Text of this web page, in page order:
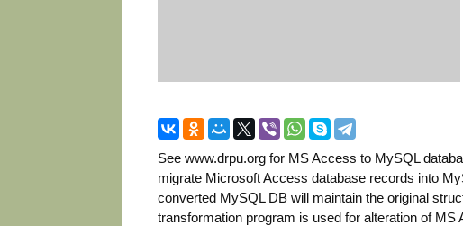
See www.drpu.org for MS Access to MySQL
migrate Microsoft Access database records into
converted MySQL DB will maintain the original
transformation program is used for alteration of MS